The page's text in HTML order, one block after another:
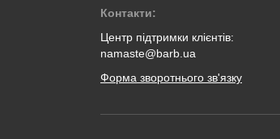
Контакти:
Центр підтримки клієнтів:
namaste@barb.ua
Форма зворотнього зв'язку